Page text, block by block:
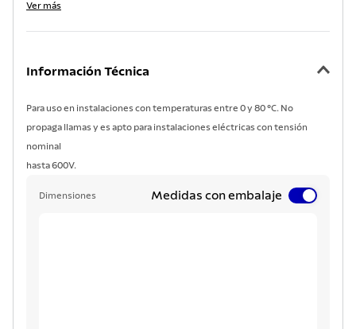
Ver más
Información Técnica
Para uso en instalaciones con temperaturas entre 0 y 80 °C. No
propaga llamas y es apto para instalaciones eléctricas con tensión
nominal
hasta 600V.
Dimensiones Medidas con embalaje